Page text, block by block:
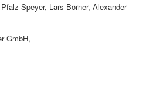
Speyer, Lars Börner, Alexander
GmbH,